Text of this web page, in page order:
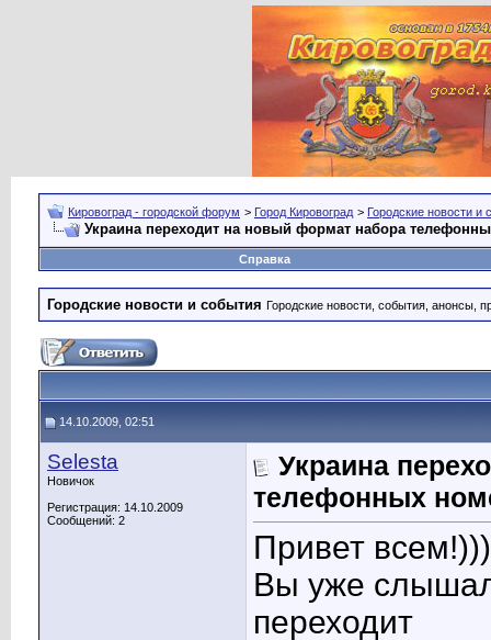
Кировоград - городской форум > Город Кировоград > Городские новости и
Украина переходит на новый формат набора
Справка
Городские новости и события Городские новости, события, анонсы,
14.10.2009, 02:51
Selesta
Новичок
Регистрация: 14.10.2009
Сообщений: 2
Украина
телефонных
Привет всем!)))
Вы уже
переходит